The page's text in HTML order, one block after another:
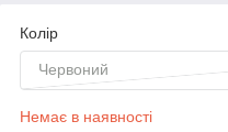
Колір
Червоний
Немає в наявності